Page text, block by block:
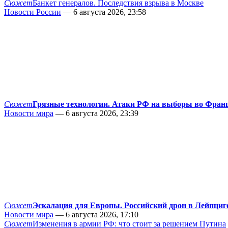
СюжетБанкет генералов. Последствия взрыва в Москве
Новости России — 6 августа 2026, 23:58
СюжетГрязные технологии. Атаки РФ на выборы во
Новости мира — 6 августа 2026, 23:39
СюжетЭскалация для Европы. Российский дрон в
Новости мира — 6 августа 2026, 17:10
СюжетИзменения в армии РФ: что стоит за решением Путина